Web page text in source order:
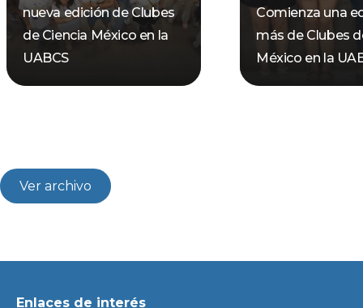
nueva edición de Clubes
de Ciencia México en la
UABCS
Comienza una
más de Clubes
México en la
Ver archivo
Enlaces de interés